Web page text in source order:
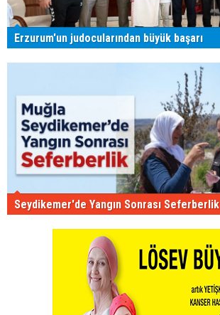
Erzurum'un judocularından büyük başarı
Seydikemer'de Yangın Sonrası Seferberlik